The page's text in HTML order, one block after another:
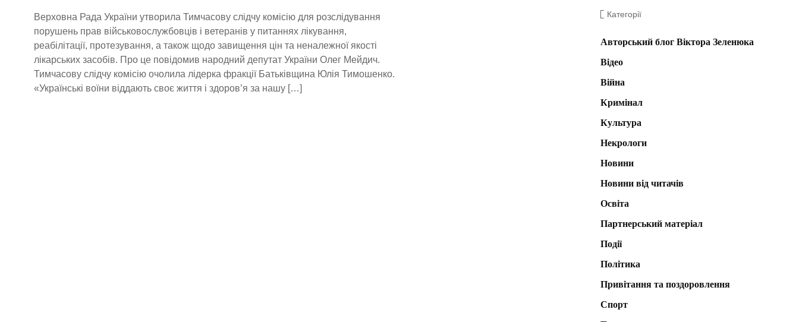
Верховна Рада України утворила Тимчасову слідчу комісію для розслідування
порушень прав військовослужбовців і ветеранів у питаннях лікування,
реабілітації, протезування, а також щодо завищення цін та неналежної якості
лікарських засобів. Про це повідомив народний депутат України Олег Мейдич.
Тимчасову слідчу комісію очолила лідерка фракції Батьківщина Юлія Тимошенко.
«Українські воїни віддають своє життя і здоров’я за нашу […]
Категорії
Авторський блог Віктора Зеленюка
Відео
Війна
Кримінал
Культура
Некрологи
Новини
Новини від читачів
Освіта
Партнерський матеріал
Події
Політика
Привітання та поздоровлення
Спорт